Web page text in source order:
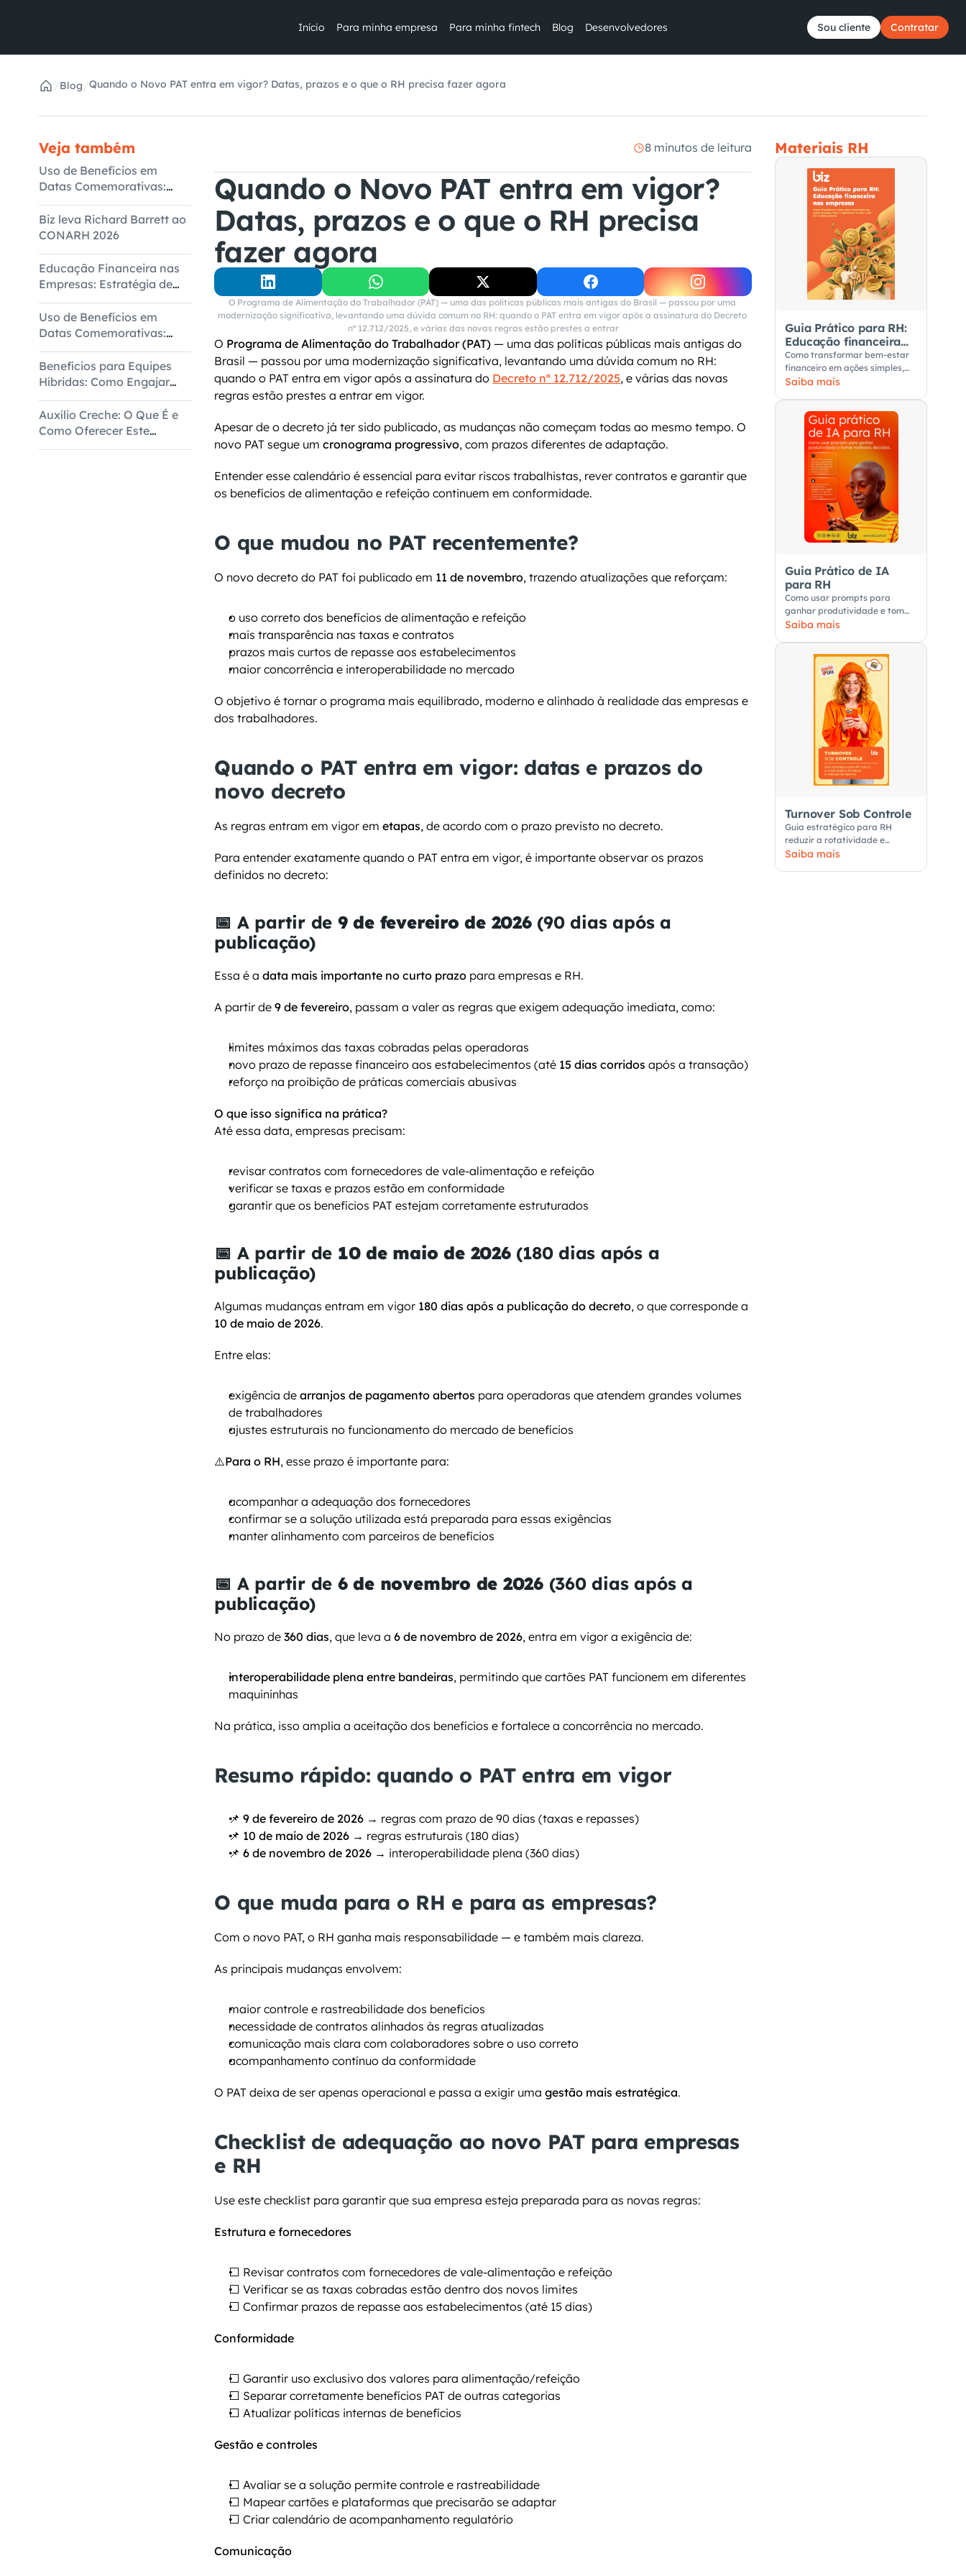
Início Para minha empresa Para minha fintech Blog Desenvolvedores Sou cliente Contratar
/Blog/Quando o Novo PAT entra em vigor? Datas, prazos e o que o RH precisa fazer agora
Veja também
Uso de Benefícios em
Datas Comemorativas:
Dados do 1º Semestre
Biz leva Richard Barrett ao
CONARH 2026
Educação Financeira nas
Empresas: Estratégia de
Bem-Estar Corporativo
Uso de Benefícios em
Datas Comemorativas:
Dados do 1º Semestre
Benefícios para Equipes
Híbridas: Como Engajar
com Flexibilidade
Auxílio Creche: O Que É e
Como Oferecer Este
Benefício
8 minutos de leitura
Quando o Novo PAT entra em vigor?
Datas, prazos e o que o RH precisa
fazer agora
O Programa de Alimentação do Trabalhador (PAT) — uma das políticas públicas mais antigas do Brasil — passou por uma
modernização significativa, levantando uma dúvida comum no RH: quando o PAT entra em vigor após a assinatura do Decreto
nº 12.712/2025, e várias das novas regras estão prestes a entrar
O Programa de Alimentação do Trabalhador (PAT) — uma das políticas públicas mais antigas do
Brasil — passou por uma modernização significativa, levantando uma dúvida comum no RH:
quando o PAT entra em vigor após a assinatura do Decreto nº 12.712/2025, e várias das novas
regras estão prestes a entrar em vigor.
Apesar de o decreto já ter sido publicado, as mudanças não começam todas ao mesmo tempo. O
novo PAT segue um cronograma progressivo, com prazos diferentes de adaptação.
Entender esse calendário é essencial para evitar riscos trabalhistas, rever contratos e garantir que
os benefícios de alimentação e refeição continuem em conformidade.
O que mudou no PAT recentemente?
O novo decreto do PAT foi publicado em 11 de novembro, trazendo atualizações que reforçam:
o uso correto dos benefícios de alimentação e refeição
mais transparência nas taxas e contratos
prazos mais curtos de repasse aos estabelecimentos
maior concorrência e interoperabilidade no mercado
O objetivo é tornar o programa mais equilibrado, moderno e alinhado à realidade das empresas e
dos trabalhadores.
Quando o PAT entra em vigor: datas e prazos do
novo decreto
As regras entram em vigor em etapas, de acordo com o prazo previsto no decreto.
Para entender exatamente quando o PAT entra em vigor, é importante observar os prazos
definidos no decreto:
📅 A partir de 9 de fevereiro de 2026 (90 dias após a
publicação)
Essa é a data mais importante no curto prazo para empresas e RH.
A partir de 9 de fevereiro, passam a valer as regras que exigem adequação imediata, como:
limites máximos das taxas cobradas pelas operadoras
novo prazo de repasse financeiro aos estabelecimentos (até 15 dias corridos após a transação)
reforço na proibição de práticas comerciais abusivas
O que isso significa na prática?
Até essa data, empresas precisam:
revisar contratos com fornecedores de vale-alimentação e refeição
verificar se taxas e prazos estão em conformidade
garantir que os benefícios PAT estejam corretamente estruturados
📅 A partir de 10 de maio de 2026 (180 dias após a
publicação)
Algumas mudanças entram em vigor 180 dias após a publicação do decreto
10 de maio de 2026.
Entre elas:
exigência de arranjos de pagamento abertos para operadoras que atendem grandes volumes
de trabalhadores
ajustes estruturais no funcionamento do mercado de benefícios
⚠️Para o RH, esse prazo é importante para:
acompanhar a adequação dos fornecedores
confirmar se a solução utilizada está preparada para essas exigências
manter alinhamento com parceiros de benefícios
📅 A partir de 6 de novembro de 2026 (360 dias após a
publicação)
No prazo de 360 dias, que leva a 6 de novembro de 2026, entra em vigor a exigência de:
interoperabilidade plena entre bandeiras, permitindo que cartões PAT funcionem em diferentes
maquininhas
Na prática, isso amplia a aceitação dos benefícios e fortalece a concorrência no mercado.
Resumo rápido: quando o PAT entra em vigor
📌 9 de fevereiro de 2026 → regras com prazo de 90 dias (taxas e repasses)
📌 10 de maio de 2026 → regras estruturais (180 dias)
📌 6 de novembro de 2026 → interoperabilidade plena (360 dias)
O que muda para o RH e para as empresas?
Com o novo PAT, o RH ganha mais responsabilidade — e também mais clareza.
As principais mudanças envolvem:
maior controle e rastreabilidade dos benefícios
necessidade de contratos alinhados às regras atualizadas
comunicação mais clara com colaboradores sobre o uso correto
acompanhamento contínuo da conformidade
O PAT deixa de ser apenas operacional e passa a exigir uma gestão mais estratégica.
Checklist de adequação ao novo PAT para empresas
e RH
Use este checklist para garantir que sua empresa esteja preparada para as novas regras:
Estrutura e fornecedores
⬜ Revisar contratos com fornecedores de vale-alimentação e refeição
⬜ Verificar se as taxas cobradas estão dentro dos novos limites
⬜ Confirmar prazos de repasse aos estabelecimentos (até 15 dias)
Conformidade
⬜ Garantir uso exclusivo dos valores para alimentação/refeição
⬜ Separar corretamente benefícios PAT de outras categorias
⬜ Atualizar políticas internas de benefícios
Gestão e controles
⬜ Avaliar se a solução permite controle e rastreabilidade
⬜ Mapear cartões e plataformas que precisarão se adaptar
⬜ Criar calendário de acompanhamento regulatório
Comunicação
Materiais RH
Guia Prático para RH:
Educação financeira
nas empresas
Como transformar bem-estar
financeiro em ações simples,
úteis e aplicáveis no dia a dia
Saiba mais
Guia Prático de IA
para RH
Como usar prompts para
ganhar produtividade e tomar
melhores decisões
Saiba mais
Turnover Sob Controle
Guia estratégico para RH
reduzir a rotatividade e
fortalecer a retenção de
Saiba mais